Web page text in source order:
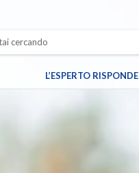
L’ESPERTO RISPONDE